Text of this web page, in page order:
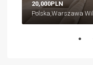
20,000PLN
Polska,Warszawa